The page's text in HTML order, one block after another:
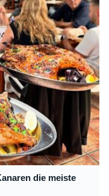
die meiste